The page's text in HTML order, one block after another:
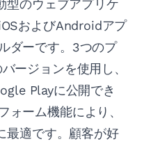
型のウェブアプリケ
およびAndroidアプ
ダーです。3つのプ
ージョンを使用し、
Playに公開でき
ォーム機能により、
最適です。顧客が好